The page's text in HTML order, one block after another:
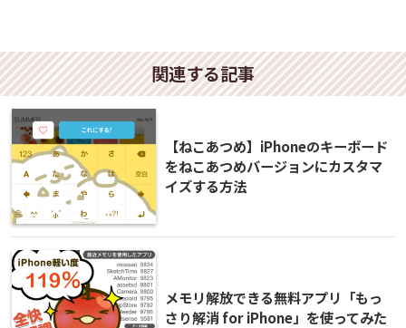
関連する記事
【ねこあつめ】iPhoneのキーボード
をねこあつめバージョンにカスタマ
イズする方法
メモリ解放できる無料アプリ「もっ
さり解消 for iPhone」を使ってみた